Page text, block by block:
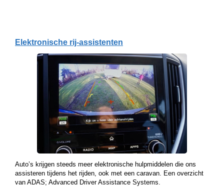
Elektronische rij-assistenten
Auto’s krijgen steeds meer elektronische hulpmiddelen die ons
assisteren tijdens het rijden, ook met een caravan. Een overzicht
van ADAS; Advanced Driver Assistance Systems.